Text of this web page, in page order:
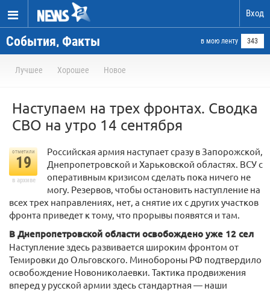
Вход
События, Факты в мою ленту 343
Лучшее Хорошее Новое
Наступаем на трех фронтах. Сводка
СВО на утро 14 сентября
отметили
19
в архиве
Российская армия наступает сразу в Запорожской,
Днепропетровской и Харьковской областях. ВСУ с
оперативным кризисом сделать пока ничего не
могу. Резервов, чтобы остановить наступление на
всех трех направлениях, нет, а снятие их с других участков
фронта приведет к тому, что прорывы появятся и там.
В Днепропетровской области освобождено уже 12 сел
Наступление здесь развивается широким фронтом от
Темировки до Ольговского. Минобороны РФ подтвердило
освобождение Новониколаевки. Тактика продвижения
вперед у русской армии здесь стандартная — наши